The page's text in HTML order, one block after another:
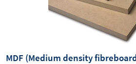
MDF (Medium density